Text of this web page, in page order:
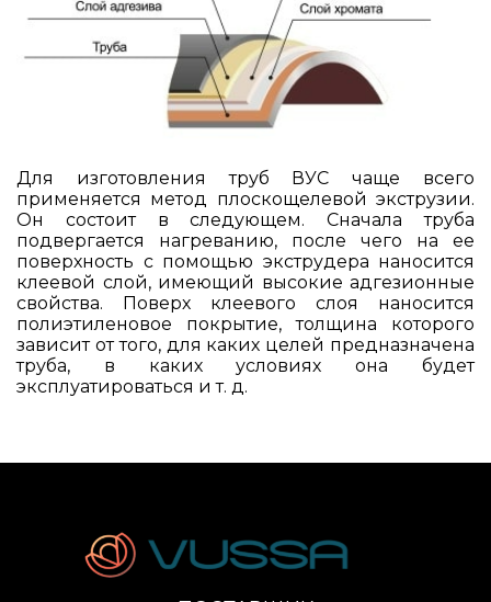
Для изготовления труб ВУС чаще всего
применяется метод плоскощелевой экструзии.
Он состоит в следующем. Сначала труба
подвергается нагреванию, после чего на ее
поверхность с помощью экструдера наносится
клеевой слой, имеющий высокие адгезионные
свойства. Поверх клеевого слоя наносится
полиэтиленовое покрытие, толщина которого
зависит от того, для каких целей предназначена
труба, в каких условиях она будет
эксплуатироваться и т. д.